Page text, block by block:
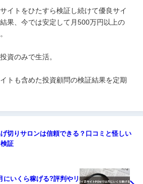
イトをひたすら検証し続けて優良サイ
果、今では安定して月500万円以上の
資のみで生活。
トも含めた投資顧問の検証結果を定期
げ切りサロンは信頼できる？口コミと怪しい
証
にいくら稼げる?評判やリ